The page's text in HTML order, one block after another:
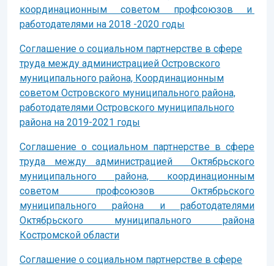
координационным советом профсоюзов и
работодателями на 2018 -2020 годы
Соглашение о социальном партнерстве в сфере
труда между администрацией Островского
муниципального района, Координационным
советом Островского муниципального района,
работодателями Островского муниципального
района на 2019-2021 годы
Соглашение о социальном партнерстве в сфере
труда между администрацией Октябрьского
муниципального района, координационным
советом профсоюзов Октябрьского
муниципального района и работодателями
Октябрьского муниципального района
Костромской области
Соглашение о социальном партнерстве в сфере